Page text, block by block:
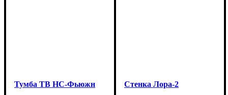
Тумба ТВ НС-Фьюжн Стенка Лора-2